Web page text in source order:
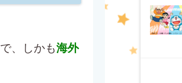
で、しかも海外